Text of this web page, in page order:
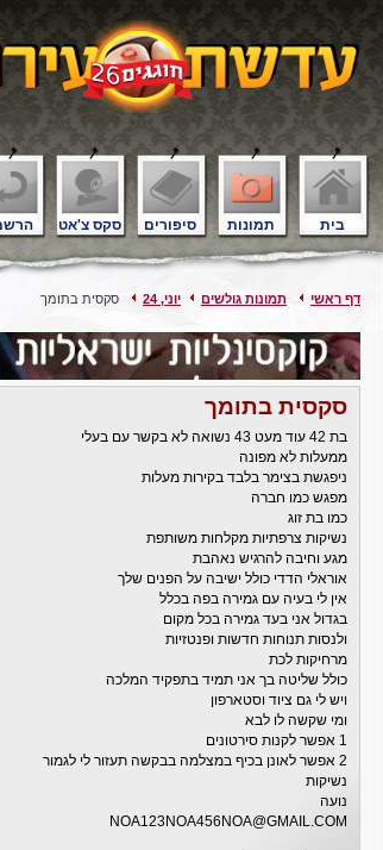
בית תמונות סיפורים סקס צ'אט
דף ראשי תמונות גולשים יוני, 24 סקסית בתומך
סקסית בתומך
בת 42 עוד מעט 43 נשואה לא בקשר עם בעלי
ממעלות לא מפונה
ניפגשת בצימר בלבד בקירות מעלות
מפגש כמו חברה
כמו בת זוג
נשיקות צרפתיות מקלחות משותפת
מגע וחיבה להרגיש נאהבת
אוראלי הדדי כולל ישיבה על הפנים שלך
אין לי בעיה עם גמירה בפה בכלל
בגדול אני בעד גמירה בכל מקום
ולנסות תנוחות חדשות ופנטזיות
מרחיקות לכת
כולל שליטה בך אני תמיד בתפקיד המלכה
ויש לי גם ציוד וסטארפון
ומי שקשה לו לבא
1 אפשר לקנות סירטונים
2 אפשר לאונן בכיף במצלמה בבקשה תעזור לי לגמור
נשיקות
נועה
NOA123NOA456NOA@GMAIL.COM